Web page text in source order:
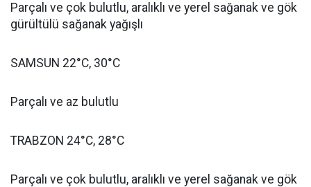
Parçalı ve çok bulutlu, aralıklı ve yerel sağanak ve gök
gürültülü sağanak yağışlı
SAMSUN 22°C, 30°C
Parçalı ve az bulutlu
TRABZON 24°C, 28°C
Parçalı ve çok bulutlu, aralıklı ve yerel sağanak ve gök